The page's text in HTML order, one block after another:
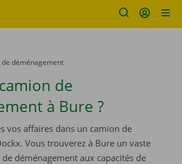
de déménagement
de
à Bure ?
vos affaires dans un camion de
Vous trouverez à Bure un vaste
déménagement aux capacités de